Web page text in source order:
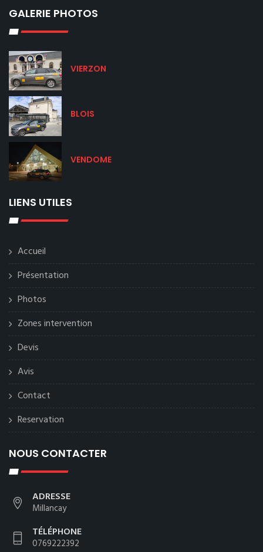
GALERIE PHOTOS
VIERZON
BLOIS
VENDOME
LIENS UTILES
Accueil
Présentation
Photos
Zones intervention
Devis
Avis
Contact
Reservation
NOUS CONTACTER
ADRESSE
Millancay
TÉLÉPHONE
0769222392